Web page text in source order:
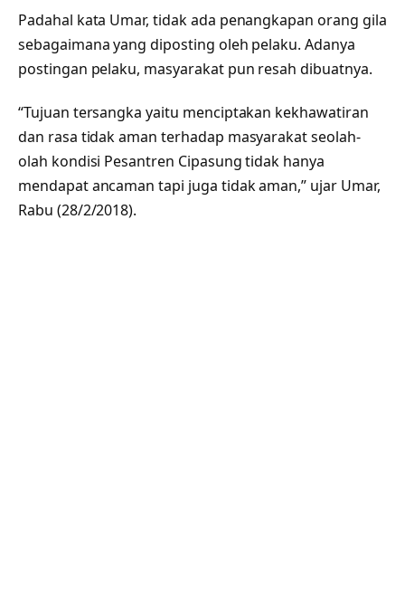
Padahal kata Umar, tidak ada penangkapan orang gila
sebagaimana yang diposting oleh pelaku. Adanya
postingan pelaku, masyarakat pun resah dibuatnya.
“Tujuan tersangka yaitu menciptakan kekhawatiran
dan rasa tidak aman terhadap masyarakat seolah-
olah kondisi Pesantren Cipasung tidak hanya
mendapat ancaman tapi juga tidak aman,” ujar Umar,
Rabu (28/2/2018).